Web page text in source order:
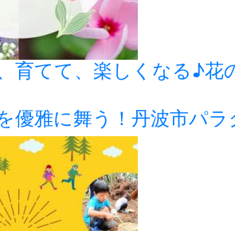
育てて、楽しくなる♪花
優雅に舞う！丹波市パ